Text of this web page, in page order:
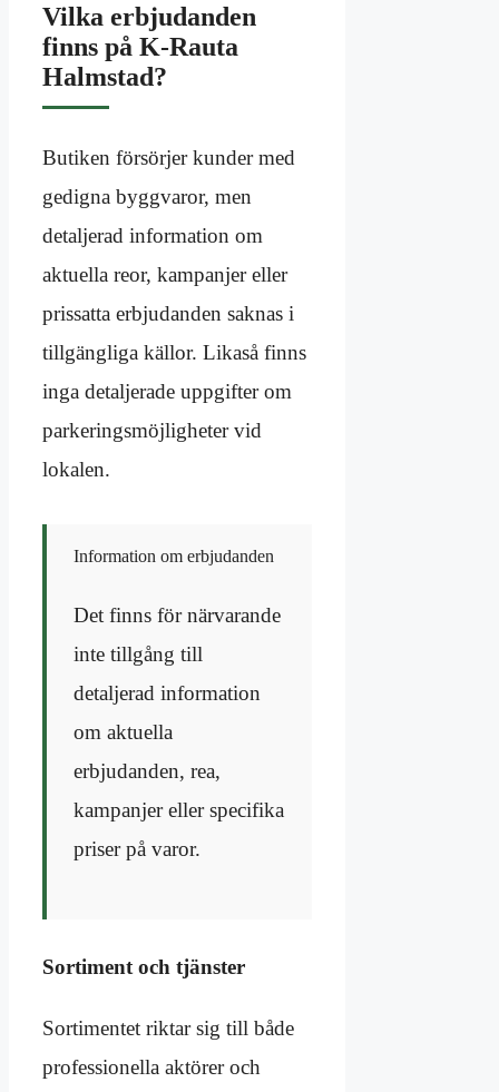
Vilka erbjudanden
finns på K-Rauta
Halmstad?
Butiken försörjer kunder med
gedigna byggvaror, men
detaljerad information om
aktuella reor, kampanjer eller
prissatta erbjudanden saknas i
tillgängliga källor. Likaså finns
inga detaljerade uppgifter om
parkeringsmöjligheter vid
lokalen.
Information om erbjudanden
Det finns för närvarande
inte tillgång till
detaljerad information
om aktuella
erbjudanden, rea,
kampanjer eller specifika
priser på varor.
Sortiment och tjänster
Sortimentet riktar sig till både
professionella aktörer och